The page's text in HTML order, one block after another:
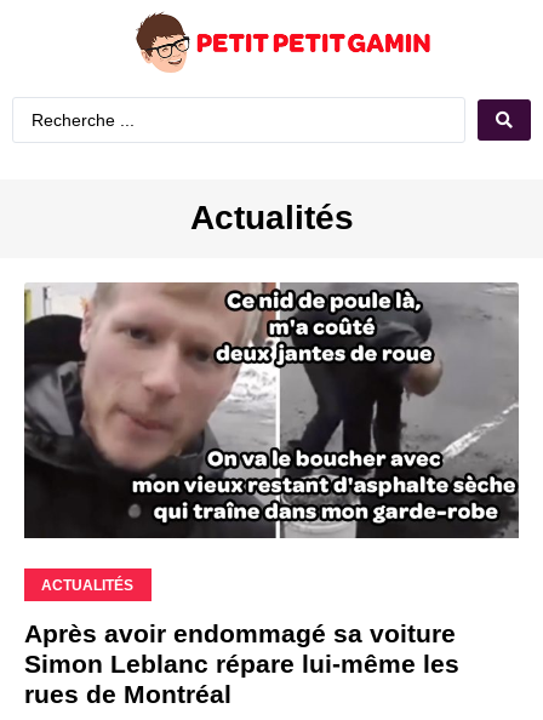
Actualités
ACTUALITÉS
Après avoir endommagé sa voiture
Simon Leblanc répare lui-même les
rues de Montréal